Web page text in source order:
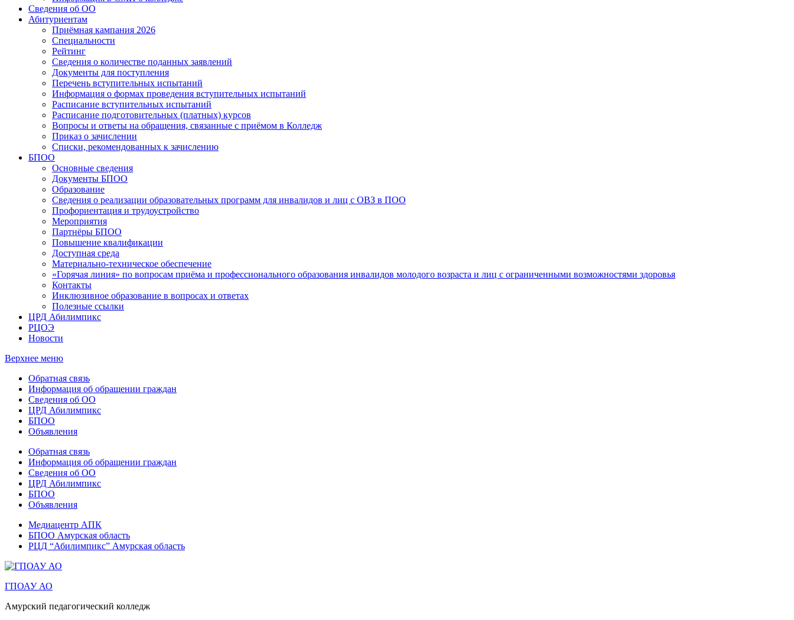
Сведения об ОО
Абитуриентам
Приёмная кампания 2026
Специальности
Рейтинг
Сведения о количестве поданных заявлений
Документы для поступления
Перечень вступительных испытаний
Информация о формах проведения вступительных испытаний
Расписание вступительных испытаний
Расписание подготовительных (платных) курсов
Вопросы и ответы на обращения, связанные с приёмом в Колледж
Приказ о зачислении
Списки, рекомендованных к зачислению
БПОО
Основные сведения
Документы БПОО
Образование
Сведения о реализации образовательных программ для инвалидов и лиц с ОВЗ в ПОО
Профориентация и трудоустройство
Мероприятия
Партнёры БПОО
Повышение квалификации
Доступная среда
Материально-техническое обеспечение
«Горячая линия» по вопросам приёма и профессионального образования инвалидов молодого возраста и лиц с ограниченными возможностями здоровья
Контакты
Инклюзивное образование в вопросах и ответах
Полезные ссылки
ЦРД Абилимпикс
РЦОЭ
Новости
Верхнее меню
Обратная связь
Информация об обращении граждан
Сведения об ОО
ЦРД Абилимпикс
БПОО
Объявления
Обратная связь
Информация об обращении граждан
Сведения об ОО
ЦРД Абилимпикс
БПОО
Объявления
Медиацентр АПК
БПОО Амурская область
РЦД “Абилимпикс” Амурская область
ГПОАУ АО
Амурский педагогический колледж